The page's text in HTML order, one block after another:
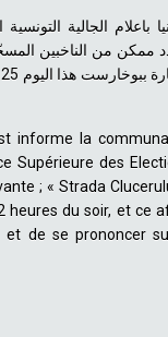
الجالية
ممكن من الناخبين
informe la
Supérieure des
; « Strada
heures du soir, et ce
et de se prononcer